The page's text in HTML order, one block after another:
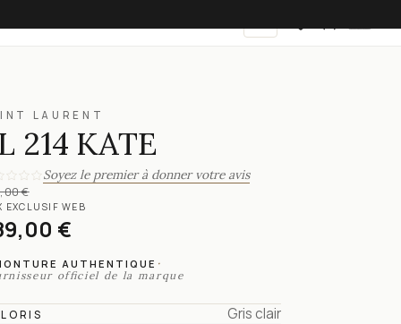
LAURENT
214 KATE
Soyez le premier à donner votre avis
€
EXCLUSIF WEB
€
AUTHENTIQUE ·
officiel de la marque
Gris clair